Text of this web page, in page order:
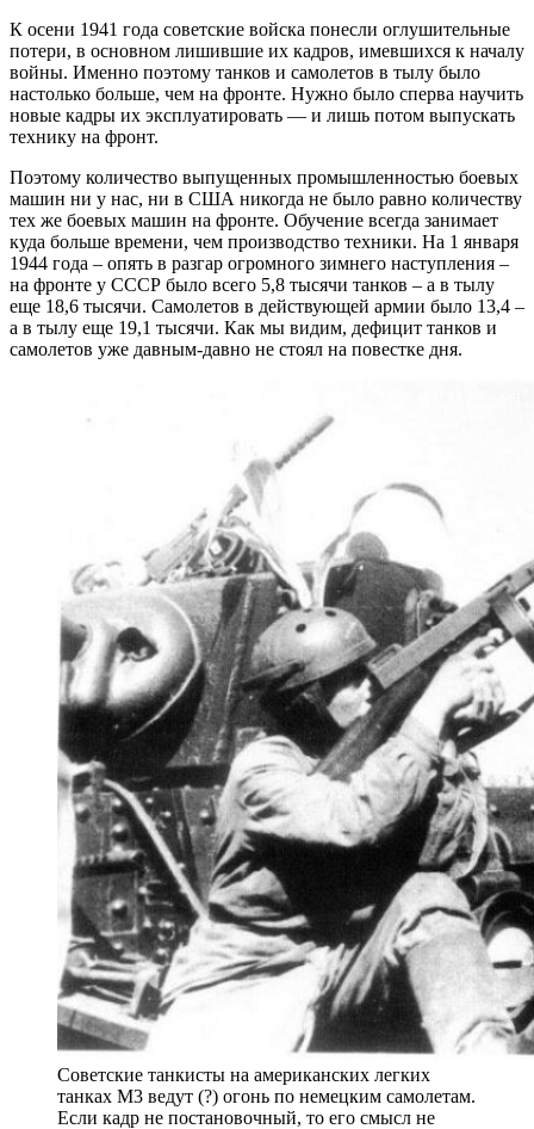
К осени 1941 года советские войска понесли оглушительные
потери, в основном лишившие их кадров, имевшихся к началу
войны. Именно поэтому танков и самолетов в тылу было
настолько больше, чем на фронте. Нужно было сперва научить
новые кадры их эксплуатировать — и лишь потом выпускать
технику на фронт.
Поэтому количество выпущенных промышленностью боевых
машин ни у нас, ни в США никогда не было равно количеству
тех же боевых машин на фронте. Обучение всегда занимает
куда больше времени, чем производство техники. На 1 января
1944 года – опять в разгар огромного зимнего наступления –
на фронте у СССР было всего 5,8 тысячи танков – а в тылу
еще 18,6 тысячи. Самолетов в действующей армии было 13,4 –
а в тылу еще 19,1 тысячи. Как мы видим, дефицит танков и
самолетов уже давным-давно не стоял на повестке дня.
Советские танкисты на американских легких
танках М3 ведут (?) огонь по немецким самолетам.
Если кадр не постановочный, то его смысл не